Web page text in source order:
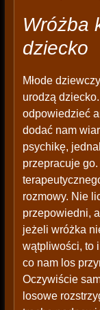
Wróżba
dziecko
Młode
urodzą
odpowiedzieć
dodać nam
psychikę,
przepracuje
rozmowy. Nie
przepowiedni,
jeżeli wróżka
wątpliwości, to
co nam los
Oczywiście
losowe